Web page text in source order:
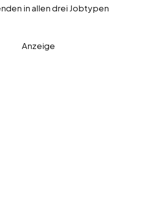
in allen drei Jobtypen
Anzeige